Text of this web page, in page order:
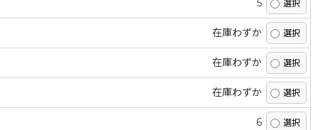
5
在庫わずか
在庫わずか
在庫わずか
6